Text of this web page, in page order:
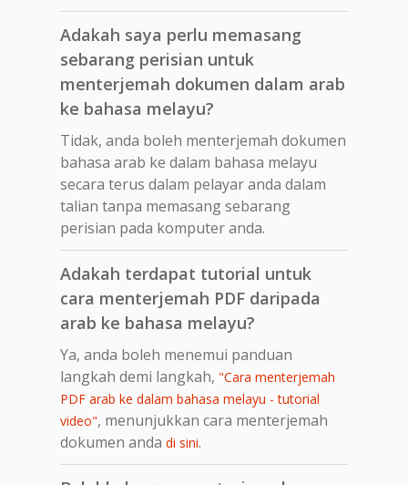
Adakah saya perlu memasang
sebarang perisian untuk
menterjemah dokumen dalam arab
ke bahasa melayu?
Tidak, anda boleh menterjemah dokumen
bahasa arab ke dalam bahasa melayu
secara terus dalam pelayar anda dalam
talian tanpa memasang sebarang
perisian pada komputer anda.
Adakah terdapat tutorial untuk
cara menterjemah PDF daripada
arab ke bahasa melayu?
Ya, anda boleh menemui panduan
langkah demi langkah, "Cara menterjemah
PDF arab ke dalam bahasa melayu - tutorial
video", menunjukkan cara menterjemah
dokumen anda di sini.